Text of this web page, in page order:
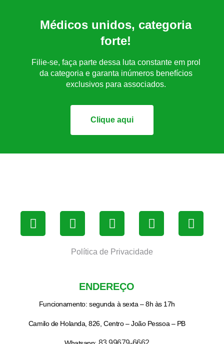
Médicos unidos, categoria
forte!
Filie-se, faça parte dessa luta constante em prol
da categoria e garanta inúmeros benefícios
exclusivos para associados.
Clique aqui
Política de Privacidade
ENDEREÇO
Funcionamento: segunda à sexta – 8h às 17h
Camilo de Holanda, 826, Centro – João Pessoa – PB